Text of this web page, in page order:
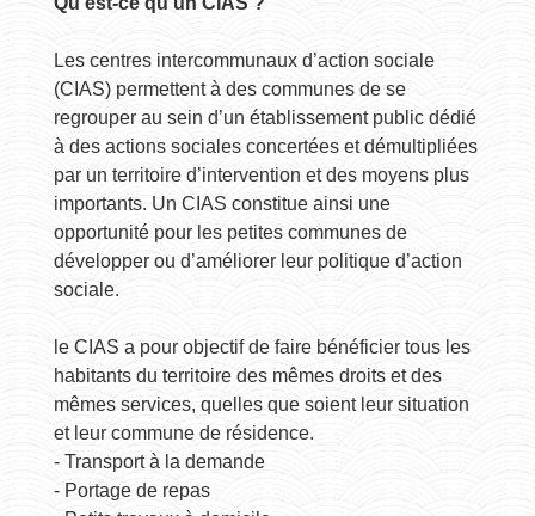
Les centres intercommunaux d’action sociale
(CIAS) permettent à des communes de se
regrouper au sein d’un établissement public dédié
à des actions sociales concertées et démultipliées
par un territoire d’intervention et des moyens plus
importants. Un CIAS constitue ainsi une
opportunité pour les petites communes de
développer ou d’améliorer leur politique d’action
sociale.
le CIAS a pour objectif de faire bénéficier tous les
habitants du territoire des mêmes droits et des
mêmes services, quelles que soient leur situation
et leur commune de résidence.
- Transport à la demande
- Portage de repas